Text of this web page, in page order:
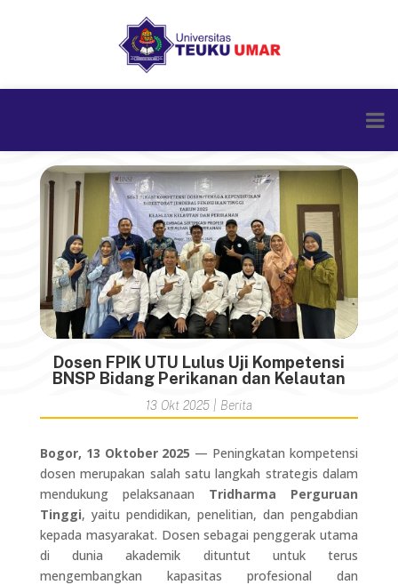
Dosen FPIK UTU Lulus Uji Kompetensi
BNSP Bidang Perikanan dan Kelautan
13 Okt 2025| Berita
Bogor, 13 Oktober 2025 — Peningkatan kompetensi
dosen merupakan salah satu langkah strategis dalam
mendukung pelaksanaan Tridharma Perguruan
Tinggi, yaitu pendidikan, penelitian, dan pengabdian
kepada masyarakat. Dosen sebagai penggerak utama
di dunia akademik dituntut untuk terus
mengembangkan kapasitas profesional dan